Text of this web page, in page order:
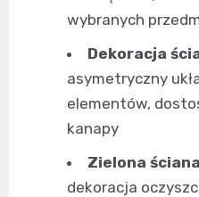
wybranych
Dekoracja
asymetryczny
elementów,
kanapy
Zielona
dekoracja